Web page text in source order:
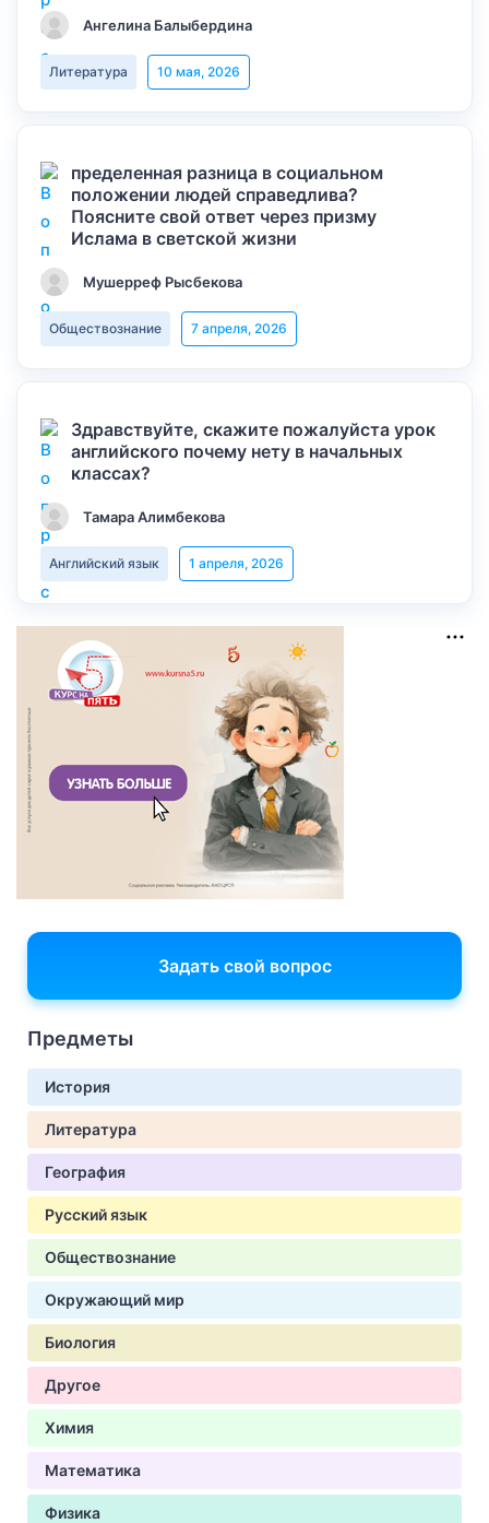
Ангелина Балыбердина
Литература 10 мая, 2026
пределенная разница в социальном
положении людей справедлива?
Поясните свой ответ через призму
Ислама в светской жизни
Мушерреф Рысбекова
Обществознание 7 апреля, 2026
Здравствуйте, скажите пожалуйста урок
английского почему нету в начальных
классах?
Тамара Алимбекова
Английский язык 1 апреля, 2026
Задать свой вопрос
Предметы
История
Литература
География
Русский язык
Обществознание
Окружающий мир
Биология
Другое
Химия
Математика
Физика